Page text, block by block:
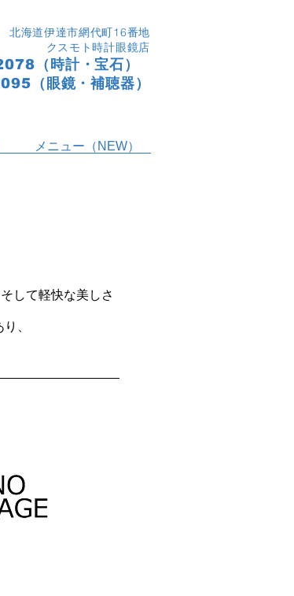
海道伊達市網代町16番地
クスモト時計眼鏡店
（時計・宝石）
（眼鏡・補聴器）
メニュー（NEW）
して軽快な美しさ
、